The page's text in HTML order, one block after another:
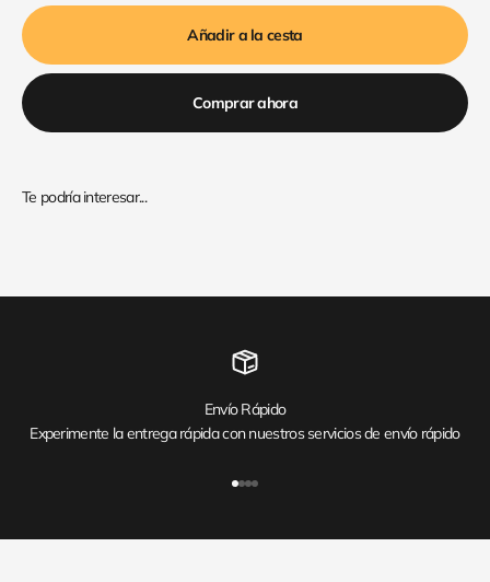
Añadir a la cesta
Comprar ahora
Envío Rápido
Experimente la entrega rápida con nuestros servicios de envío rápido